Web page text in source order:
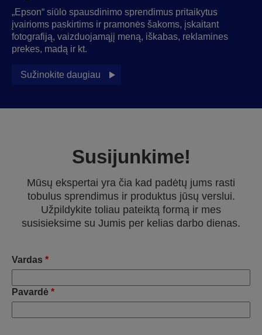
„Epson“ siūlo spausdinimo sprendimus pritaikytus
įvairioms paskirtims ir pramonės šakoms, įskaitant
fotografiją, vaizduojamąjį meną, iškabas, reklamines
prekes, madą ir kt.
Sužinokite daugiau
Susijunkime!
Mūsų ekspertai yra čia kad padėtų jums rasti
tobulus sprendimus ir produktus jūsų verslui.
Užpildykite toliau pateiktą formą ir mes
susisieksime su Jumis per kelias darbo dienas.
Vardas *
Pavardė *